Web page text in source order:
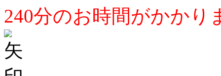
240分のお時間がかかり